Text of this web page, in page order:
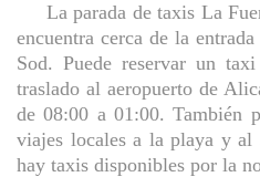
La parada de taxis La
encuentra cerca de la
Sod. Puede reservar un
traslado al aeropuerto de
de 08:00 a 01:00. También
viajes locales a la playa y al
hay taxis disponibles por la